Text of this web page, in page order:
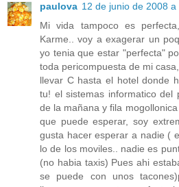
paulova 12 de junio de 2008 a
Mi vida tampoco es
Karme.. voy a exagerar un
yo tenia que estar "perfecta"
toda pericompuesta de mi
llevar C hasta el hotel donde
tu! el sistemas informatico del
de la mañana y fila
que puede esperar, soy
gusta hacer esperar a nadie (
lo de los moviles.. nadie es
(no habia taxis) Pues ahi
se puede con unos